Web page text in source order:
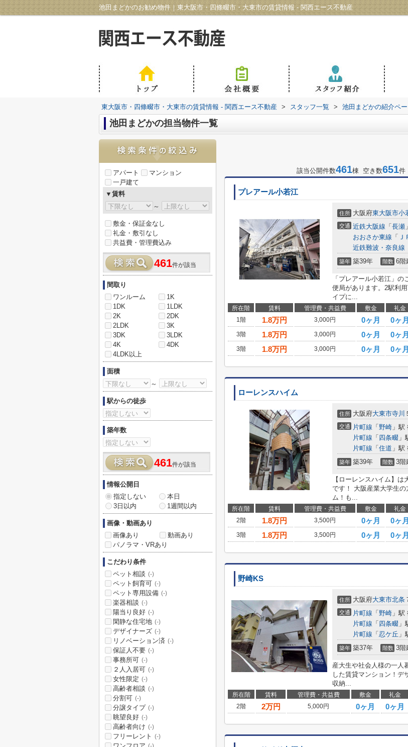
池田まどかのお勧め物件｜東大阪市・四條畷市・大東市の賃貸情報 - 関西エース不動産
東大阪市・四條畷市・大東市の賃貸情報 - 関西エース不動産 > スタッフ一覧 > 池田まどかの紹介ペ
池田まどかの担当物件一覧
該当公開件数461棟 空き数651件
プレアール小若江
住所 大阪府東大阪市小
交通 近鉄大阪線 「 長瀬
おおさか東線 「 Ｊ
近鉄難波・奈良線
築年 築39年 階数 6階
「プレアール小若江」
便局があります。2駅利
イプに...
所在階 賃料 管理費・共益費 敷金 礼金
1階
1.8万円 3,000円 0ヶ月 0ヶ月
3階
1.8万円 3,000円 0ヶ月 0ヶ月
3階
1.8万円 3,000円 0ヶ月 0ヶ月
ローレンスハイム
住所 大阪府大東市寺川
交通 片町線 「 野崎 」駅
片町線 「 四条畷 」
片町線 「 住道 」駅
築年 築39年 階数 3階
【ローレンスハイム】
です！ 大阪産業大学生
ム！も...
所在階 賃料 管理費・共益費 敷金 礼金
2階
1.8万円 3,500円 0ヶ月 0ヶ月
3階
1.8万円 3,500円 0ヶ月 0ヶ月
野崎KS
住所 大阪府大東市北条
交通 片町線 「 野崎 」駅
片町線 「 四条畷 」
片町線 「 忍ケ丘 」
築年 築37年 階数 3階
産大生や社会人様の一人
した賃貸マンション！デ
収納...
所在階 賃料 管理費・共益費 敷金 礼金
2階
2万円 5,000円 0ヶ月 0ヶ月
アパート
マンション
一戸建て
▼賃料
～
敷金・保証金なし
礼金・敷引なし
共益費・管理費込み
461件が該当
間取り
ワンルーム
1K
1DK
1LDK
2K
2DK
2LDK
3K
3DK
3LDK
4K
4DK
4LDK以上
面積
～
駅からの徒歩
築年数
461件が該当
情報公開日
指定しない
本日
3日以内
1週間以内
画像・動画あり
画像あり
動画あり
パノラマ・VRあり
こだわり条件
ペット相談 (-)
ペット飼育可 (-)
ペット専用設備 (-)
楽器相談 (-)
陽当り良好 (-)
閑静な住宅地 (-)
デザイナーズ (-)
リノベーション済 (-)
保証人不要 (-)
事務所可 (-)
２人入居可 (-)
女性限定 (-)
高齢者相談 (-)
分割可 (-)
分譲タイプ (-)
眺望良好 (-)
高齢者向け (-)
フリーレント (-)